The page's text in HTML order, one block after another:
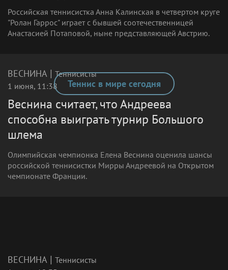
Российская теннисистка Анна Калинская в четвертом круге
"Ролан Гаррос" играет с бывшей соотечественницей
Анастасией Потаповой, ныне представляющей Австрию.
ВЕСНИНА | Теннисисты
1 июня, 11:38
Веснина считает, что Андреева
способна выиграть турнир Большого
шлема
Олимпийская чемпионка Елена Веснина оценила шансы
российской теннисистки Мирры Андреевой на Открытом
чемпионате Франции.
ВЕСНИНА | Теннисисты
Теннис в мире сегодня